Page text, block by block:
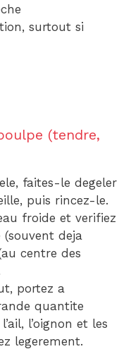
surtout si
(tendre,
faites-le degeler
puis rincez-le.
froide et verifiez
(souvent deja
centre des
portez a
quantite
l’oignon et les
legerement.